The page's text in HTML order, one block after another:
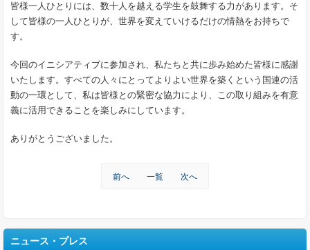
皆様一人ひとりには、数十人を越える学生を鼓舞する力があります。そ
して皆様の一人ひとりが、世界を変えていけるだけの情熱をお持ちで
す。
今回のイニシアティブに参加され、私たちと共に歩み始めた皆様に感謝
いたします。すべての人々にとってよりよい世界を築くという国連の活
動の一環として、私は皆様との緊密な協力により、この取り組みを有意
義に活用できることを楽しみにしています。
ありがとうございました。
前へ 一覧 次へ
ニュース・プレス